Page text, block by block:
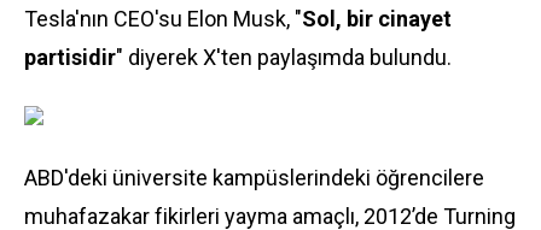
Tesla'nın CEO'su Elon Musk, "Sol, bir cinayet
partisidir" diyerek X'ten paylaşımda bulundu.
ABD'deki üniversite kampüslerindeki öğrencilere
muhafazakar fikirleri yayma amaçlı, 2012’de Turning